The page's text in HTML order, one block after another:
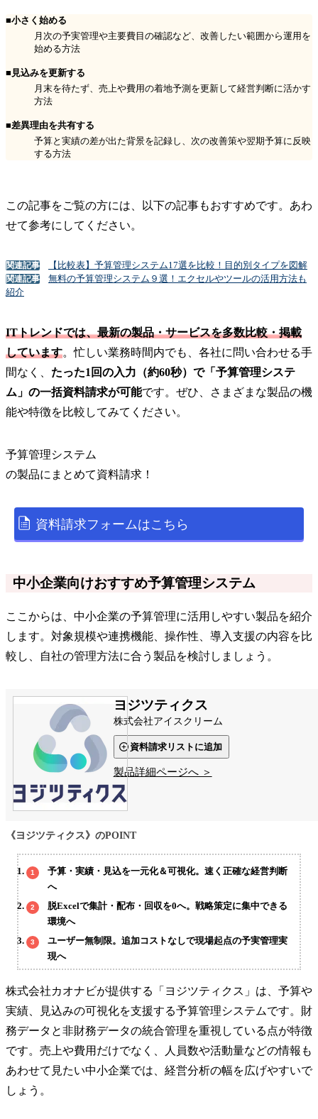
■小さく始める
月次の予実管理や主要費目の確認など、改善したい範囲から運用を
始める方法
■見込みを更新する
月末を待たず、売上や費用の着地予測を更新して経営判断に活かす
方法
■差異理由を共有する
予算と実績の差が出た背景を記録し、次の改善策や翌期予算に反映
する方法
この記事をご覧の方には、以下の記事もおすすめです。あわ
せて参考にしてください。
関連記事 【比較表】予算管理システム17選を比較！目的別タイプを図解
関連記事
無料の予算管理システム９選！エクセルやツールの活用方法も
紹介
ITトレンドでは、最新の製品・サービスを多数比較・掲載
しています。忙しい業務時間内でも、各社に問い合わせる手
間なく、 たった1回の入力（約60秒）で「予算管理システ
ム」の一括資料請求が可能です。ぜひ、さまざまな製品の機
能や特徴を比較してみてください。
予算管理システム
の製品にまとめて資料請求！
資料請求フォームはこちら
中小企業向けおすすめ予算管理システム
ここからは、中小企業の予算管理に活用しやすい製品を紹介
します。対象規模や連携機能、操作性、導入支援の内容を比
較し、自社の管理方法に合う製品を検討しましょう。
ヨジツティクス
株式会社アイスクリーム
資料請求リストに追加
製品詳細ページへ ＞
《ヨジツティクス》のPOINT
予算・実績・見込を一元化＆可視化。速く正確な経営判断
へ
脱Excelで集計・配布・回収を0へ。戦略策定に集中できる
環境へ
ユーザー無制限。追加コストなしで現場起点の予実管理実
現へ
株式会社カオナビが提供する「ヨジツティクス」は、予算や
実績、見込みの可視化を支援する予算管理システムです。財
務データと非財務データの統合管理を重視している点が特徴
です。売上や費用だけでなく、人員数や活動量などの情報も
あわせて見たい中小企業では、経営分析の幅を広げやすいで
しょう。